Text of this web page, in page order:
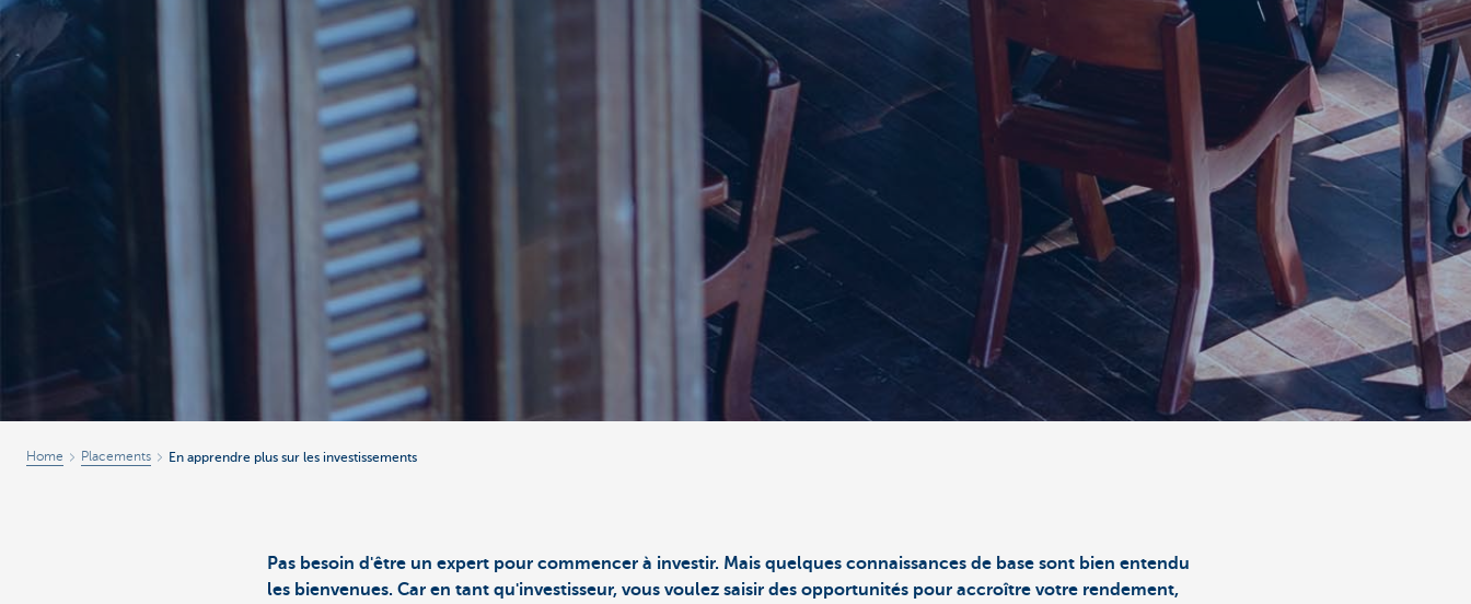
Home Placements En apprendre plus sur les investissements
Pas besoin d'être un expert pour commencer à investir. Mais quelques connaissances de base sont bien entendu
les bienvenues. Car en tant qu'investisseur, vous voulez saisir des opportunités pour accroître votre rendement,